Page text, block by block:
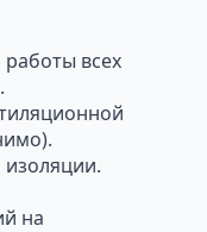
всех
на